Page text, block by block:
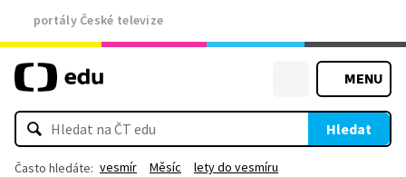
portály České televize
MENU
Hledat
Často hledáte: vesmír Měsíc lety do vesmíru